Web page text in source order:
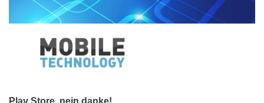
Play Store, nein danke!